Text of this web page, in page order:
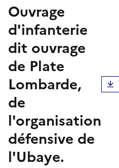
ouvrage
d'infanterie
dit ouvrage
de Plate
Lombarde,
de
l'organisation
défensive de
l'Ubaye.